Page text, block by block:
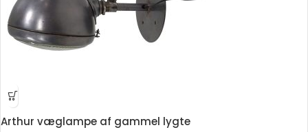
Arthur væglampe af gammel lygte